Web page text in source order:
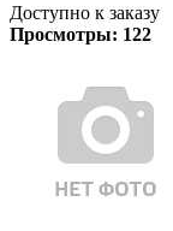
Доступно к заказу
Просмотры: 122